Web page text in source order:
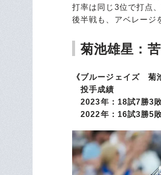
打率は同じ3位で打点
後半戦も、アベレージ
菊池雄星：
《ブルージェイズ 菊
投手成績
2023年：18試7勝3
2022年：16試3勝5